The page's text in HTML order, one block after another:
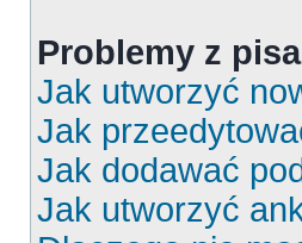
Problemy z
Jak utworzyć
Jak
Jak dodawać
Jak utworzyć